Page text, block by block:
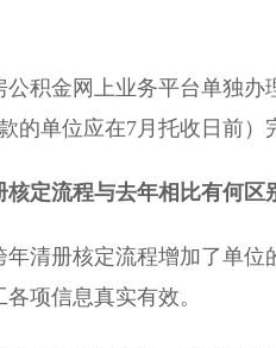
金网上业务平台单独办
的单位应在7月托收日前）
核定流程与去年相比有何区
册核定流程增加了单位
项信息真实有效。